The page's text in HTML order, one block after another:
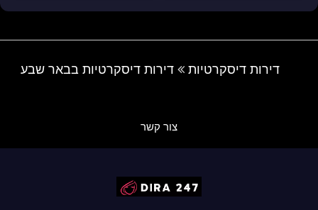
דירות דיסקרטיות דירות דיסקרטיות בבאר שבע
צור קשר